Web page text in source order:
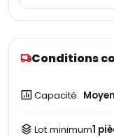
Conditions
Capacité
Lot minimum1